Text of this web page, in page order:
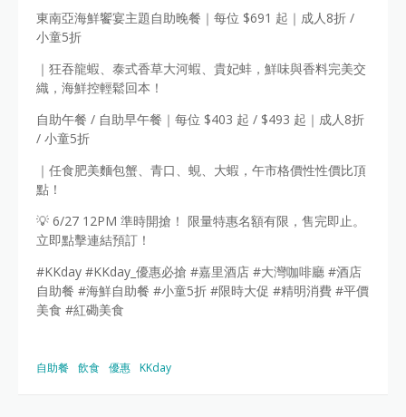
東南亞海鮮饗宴主題自助晚餐｜每位 $691 起｜成人8折 /
小童5折
｜狂吞龍蝦、泰式香草大河蝦、貴妃蚌，鮮味與香料完美交
織，海鮮控輕鬆回本！
自助午餐 / 自助早午餐｜每位 $403 起 / $493 起｜成人8折
/ 小童5折
｜任食肥美麵包蟹、青口、蜆、大蝦，午市格價性性價比頂
點！
💡 6/27 12PM 準時開搶！ 限量特惠名額有限，售完即止。
立即點擊連結預訂！
#KKday #KKday_優惠必搶 #嘉里酒店 #大灣咖啡廳 #酒店
自助餐 #海鮮自助餐 #小童5折 #限時大促 #精明消費 #平價
美食 #紅磡美食
自助餐 飲食 優惠 KKday